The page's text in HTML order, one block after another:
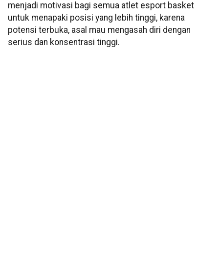
menjadi motivasi bagi semua atlet esport basket
untuk menapaki posisi yang lebih tinggi, karena
potensi terbuka, asal mau mengasah diri dengan
serius dan konsentrasi tinggi.